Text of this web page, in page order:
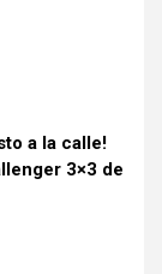
a la calle!
3×3 de